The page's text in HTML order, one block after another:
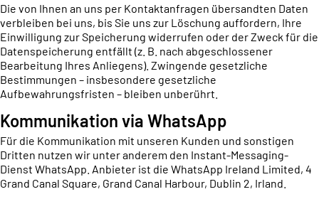
Die von Ihnen an uns per Kontaktanfragen übersandten Daten
verbleiben bei uns, bis Sie uns zur Löschung auffordern, Ihre
Einwilligung zur Speicherung widerrufen oder der Zweck für die
Datenspeicherung entfällt (z. B. nach abgeschlossener
Bearbeitung Ihres Anliegens). Zwingende gesetzliche
Bestimmungen – insbesondere gesetzliche
Aufbewahrungsfristen – bleiben unberührt.
Kommunikation via WhatsApp
Für die Kommunikation mit unseren Kunden und sonstigen
Dritten nutzen wir unter anderem den Instant-Messaging-
Dienst WhatsApp. Anbieter ist die WhatsApp Ireland Limited, 4
Grand Canal Square, Grand Canal Harbour, Dublin 2, Irland.